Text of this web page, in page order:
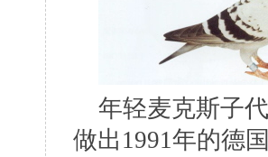
年轻麦克斯子
做出1991年的德